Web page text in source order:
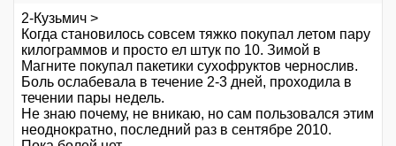
2-Кузьмич >
Когда становилось совсем тяжко покупал летом пару
килограммов и просто ел штук по 10. Зимой в
Магните покупал пакетики сухофруктов чернослив.
Боль ослабевала в течение 2-3 дней, проходила в
течении пары недель.
Не знаю почему, не вникаю, но сам пользовался этим
неоднократно, последний раз в сентябре 2010.